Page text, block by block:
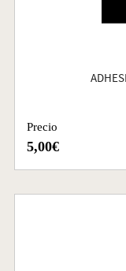
Precio
5,00€